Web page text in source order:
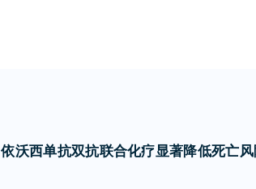
沃西单抗双抗联合化疗显著降低死亡